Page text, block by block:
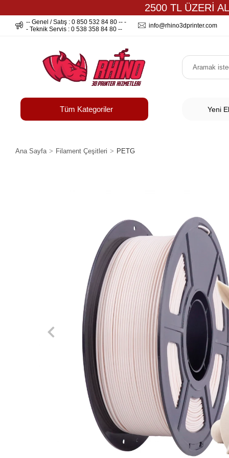
2500 TL ÜZERİ
-- Genel / Satış : 0 850 532 84 80 -- -
- Teknik Servis : 0 538 358 84 80 --
info@rhino3dprinter.com
Tüm Kategoriler Yeni
Ana Sayfa Filament Çeşitleri PETG